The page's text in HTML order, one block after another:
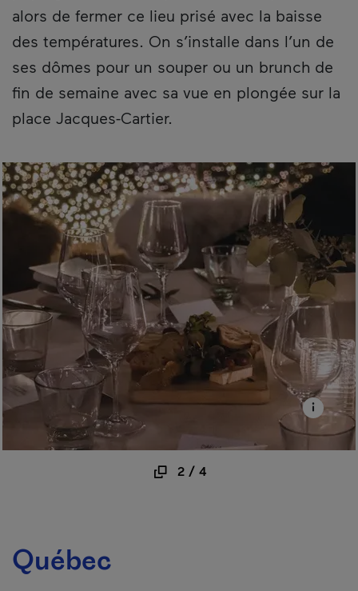
alors de fermer ce lieu prisé avec la baisse
des températures. On s’installe dans l’un de
ses dômes pour un souper ou un brunch de
fin de semaine avec sa vue en plongée sur la
place Jacques-Cartier.
2 /4
Québec